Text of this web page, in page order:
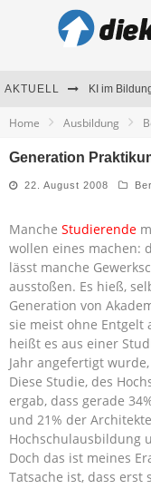
AKTUELL
Home Ausbildung
Generation
22. August 2008
Manche Studierende
wollen eines machen:
lässt manche
ausstoßen. Es hieß,
Generation von
sie meist ohne Entgelt
heißt es aus einer
Jahr angefertigt
Diese Studie, des
ergab, dass gerade
und 21% der
Hochschulausbildung
Doch das ist meines
Tatsache ist, dass erst